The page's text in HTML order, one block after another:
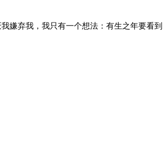
嫌弃我，我只有一个想法：有生之年要看